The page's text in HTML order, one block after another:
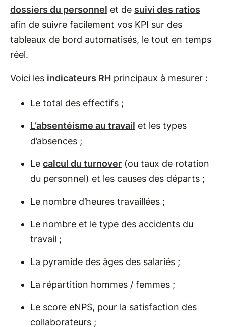
dossiers du personnel et de suivi des ratios
afin de suivre facilement vos KPI sur des
tableaux de bord automatisés, le tout en temps
réel.
Voici les indicateurs RH principaux à mesurer :
Le total des effectifs ;
L’absentéisme au travail et les types
d’absences ;
Le calcul du turnover (ou taux de rotation
du personnel) et les causes des départs ;
Le nombre d’heures travaillées ;
Le nombre et le type des accidents du
travail ;
La pyramide des âges des salariés ;
La répartition hommes / femmes ;
Le score eNPS, pour la satisfaction des
collaborateurs ;